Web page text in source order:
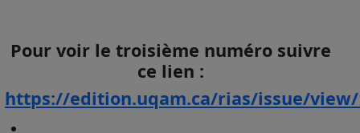
Pour voir le troisième numéro suivre
ce lien :
https://edition.uqam.ca/rias/issue/view/